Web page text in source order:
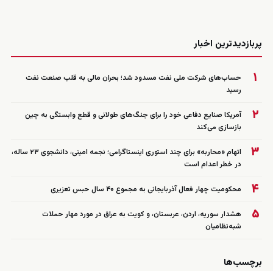
پربازدیدترین اخبار
۱
حساب‌های شرکت ملی نفت مسدود شد؛ بحران مالی به قلب صنعت نفت
رسید
۲
آمریکا صنایع دفاعی خود را برای جنگ‌های طولانی و قطع وابستگی به چین
بازسازی می‌کند
۳
اتهام «محاربه» برای چند استوری اینستاگرامی؛ نجمه امینی، دانشجوی ۲۳ ساله،
در خطر اعدام است
۴ محکومیت چهار فعال آذربایجانی به مجموع ۴۰ سال حبس تعزیری
۵
هشدار سوریه، اردن، عربستان، و کویت به عراق در مورد مهار حملات
شبه‌نظامیان
برچسب‌ها